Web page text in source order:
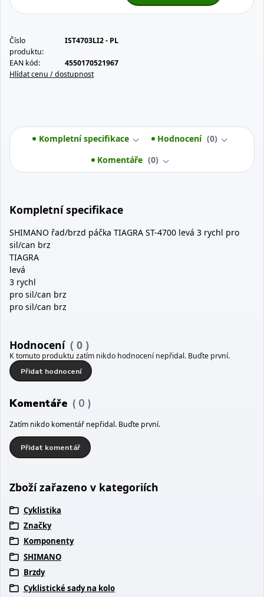
Číslo
produktu:
IST4703LI2 - PL
EAN kód:
4550170521967
Hlídat cenu / dostupnost
Kompletní specifikace Hodnocení
0
Komentáře
0
Kompletní specifikace
SHIMANO řad/brzd páčka TIAGRA ST-4700 levá 3 rychl pro
sil/can brz
TIAGRA
levá
3 rychl
pro sil/can brz
pro sil/can brz
Hodnocení 0
K tomuto produktu zatím nikdo hodnocení nepřidal. Buďte první.
Přidat hodnocení
Komentáře 0
Zatím nikdo komentář nepřidal. Buďte první.
Přidat komentář
Zboží zařazeno v kategoriích
Cyklistika
Značky
Komponenty
SHIMANO
Brzdy
Cyklistické sady na kolo